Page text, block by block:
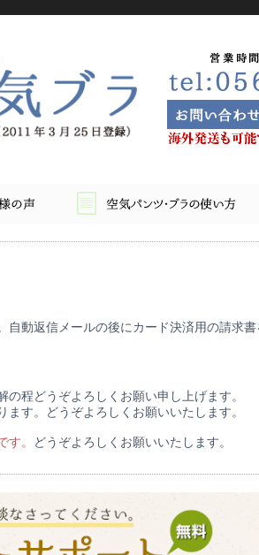
動返信メールの後にカード決済用の請求書
程どうぞよろしくお願い申し上げます。
す。どうぞよろしくお願いいたします。
す。 どうぞよろしくお願いいたします。